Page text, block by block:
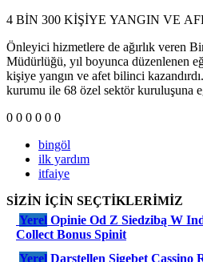
4 BİN 300 KİŞİYE YANGIN VE
Önleyici hizmetlere de ağırlık veren
Müdürlüğü, yıl boyunca düzenlenen
kişiye yangın ve afet bilinci
kurumu ile 68 özel sektör kuruluşuna
0 0 0 0 0 0
bingöl
ilk yardım
itfaiye
SİZİN İÇİN SEÇTİKLERİMİZ
Yerel Opinie Od Z Siedzibą W
Collect Bonus Spinit
Yerel Darstellen Sigebet Cassino